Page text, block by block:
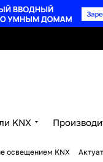
KNX
освещением KNX